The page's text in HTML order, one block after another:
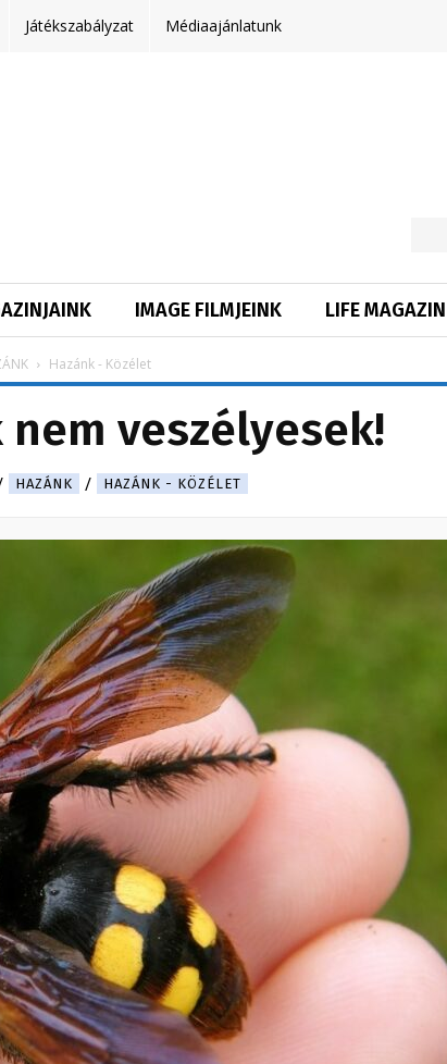
Játékszabályzat Médiaajánlatunk
IMAGE FILMJEINK LIFE MAGAZIN
Hazánk - Közélet
veszélyesek!
HAZÁNK HAZÁNK - KÖZÉLET